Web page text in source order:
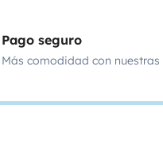
Pago seguro
Más comodidad con